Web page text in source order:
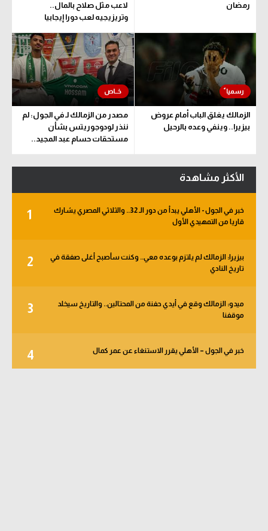
رمضان
لاعب مثل صلاح بالمال..
وتريزيجيه لعب دورا إيجابيا
الزمالك يغلق الباب أمام عروض
بيزيرا.. وينفي وعده بالرحيل
مصدر من الزمالك لـ في الجول: لم
ننذر لودوجوريتس بشأن
مستحقات حسام عبد المجيد..
الأكثر مشاهدة
1
خبر في الجول - الأهلي يبدأ من دور الـ 32.. والثلاثي المصري يشارك
قاريا من التمهيدي الأول
2
بيزيرا: الزمالك لم يلتزم بوعده معي.. وكنت سأصبح أغلى صفقة في
تاريخ النادي
3
ميدو: الزمالك وقع في أيدي حفنة من المحتالين.. والتاريخ سيخلد
موقفنا
4 خبر في الجول – الأهلي يقرر الاستنغاء عن عمر كمال